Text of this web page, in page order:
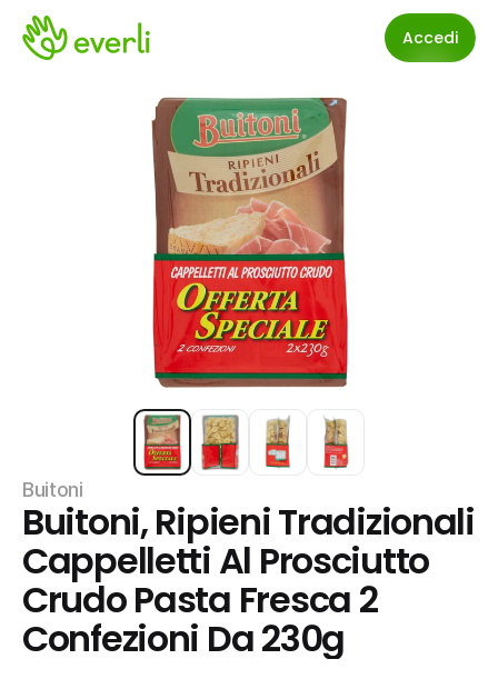
Accedi
Buitoni
Buitoni, Ripieni Tradizionali
Cappelletti Al Prosciutto
Crudo Pasta Fresca 2
Confezioni Da 230g